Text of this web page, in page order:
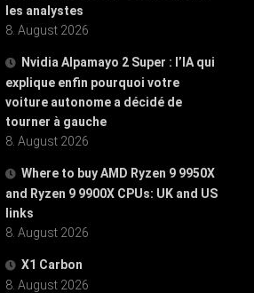
les analystes
8. August 2026
Nvidia Alpamayo 2 Super : l’IA qui
explique enfin pourquoi votre
voiture autonome a décidé de
tourner à gauche
8. August 2026
Where to buy AMD Ryzen 9 9950X
and Ryzen 9 9900X CPUs: UK and US
links
8. August 2026
X1 Carbon
8. August 2026